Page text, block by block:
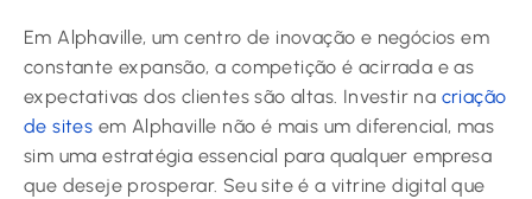
Em Alphaville, um centro de inovação e negócios em
constante expansão, a competição é acirrada e as
expectativas dos clientes são altas. Investir na criação
de sites em Alphaville não é mais um diferencial, mas
sim uma estratégia essencial para qualquer empresa
que deseje prosperar. Seu site é a vitrine digital que